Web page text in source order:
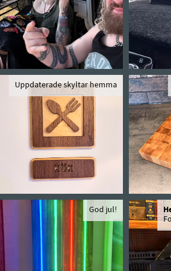
Uppdaterade skyltar hemma
God jul!